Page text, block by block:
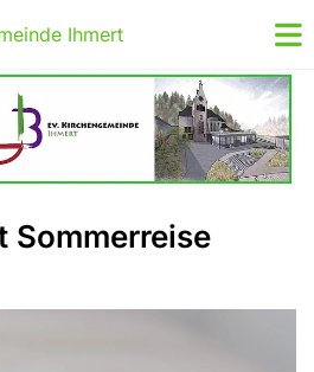
Ihmert
Sommerreise